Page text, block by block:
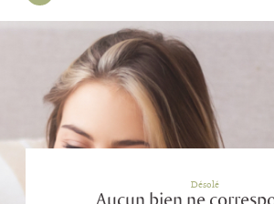
Désolé
Aucun bien ne